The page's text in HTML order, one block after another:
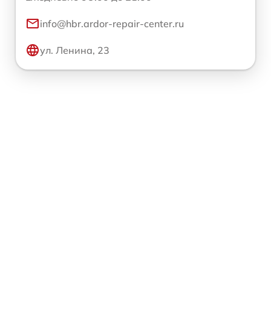
info@hbr.ardor-repair-center.ru
ул. Ленина, 23